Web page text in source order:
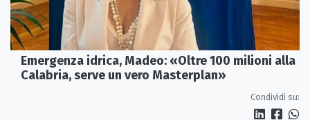
Emergenza idrica, Madeo: «Oltre 100 milioni alla
Calabria, serve un vero Masterplan»
Condividi su: